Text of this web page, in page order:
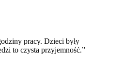
pracy. Dzieci były
to czysta przyjemność.”